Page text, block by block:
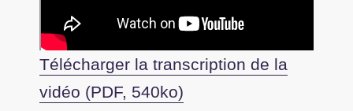
Télécharger la transcription de la
vidéo (PDF, 540ko)